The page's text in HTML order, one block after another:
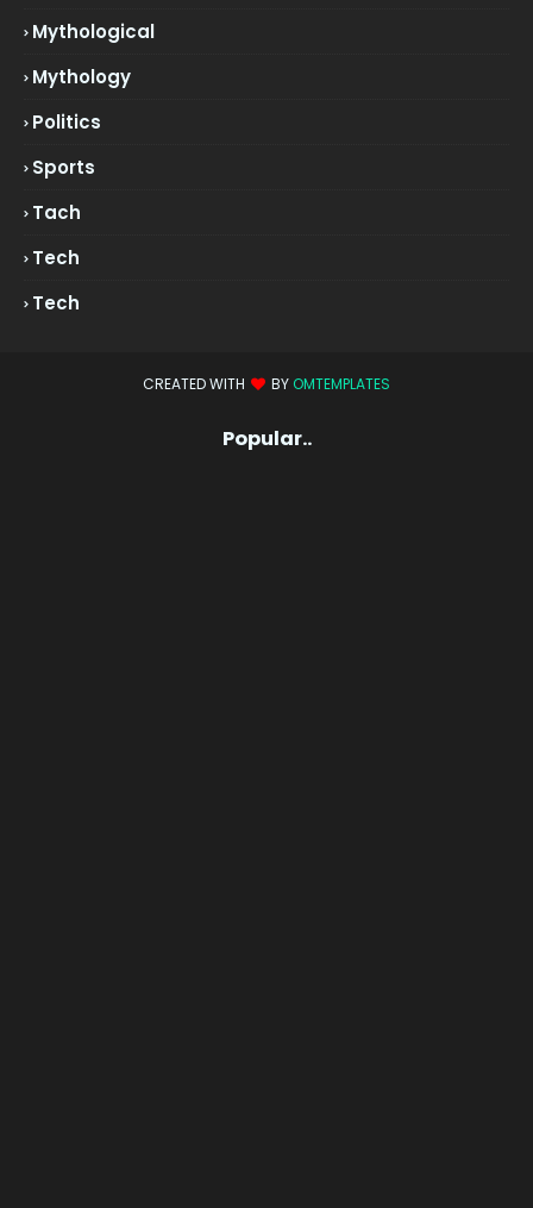
Mythological
Mythology
Politics
Sports
Tach
Tech
Tech
CREATED WITH BY OMTEMPLATES
Popular..